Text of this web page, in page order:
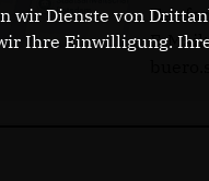
E-Mail:
wir Dienste von
Ihre Einwilligung.